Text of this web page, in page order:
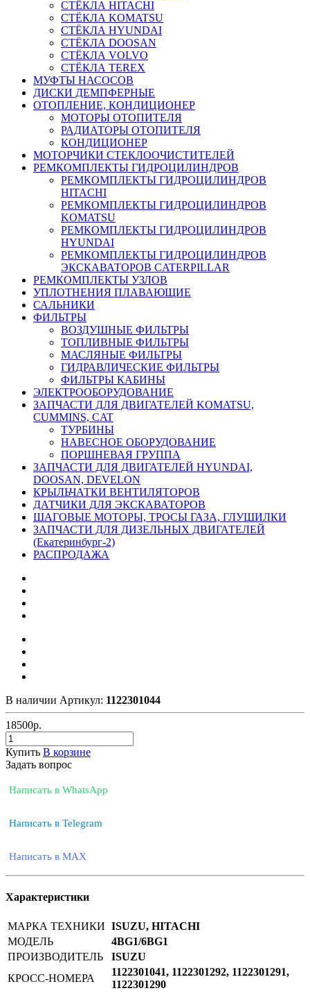
СТЁКЛА HITACHI
СТЁКЛА KOMATSU
СТЁКЛА HYUNDAI
СТЁКЛА DOOSAN
СТЁКЛА VOLVO
СТЁКЛА TEREX
МУФТЫ НАСОСОВ
ДИСКИ ДЕМПФЕРНЫЕ
ОТОПЛЕНИЕ, КОНДИЦИОНЕР
МОТОРЫ ОТОПИТЕЛЯ
РАДИАТОРЫ ОТОПИТЕЛЯ
КОНДИЦИОНЕР
МОТОРЧИКИ СТЕКЛООЧИСТИТЕЛЕЙ
РЕМКОМПЛЕКТЫ ГИДРОЦИЛИНДРОВ
РЕМКОМПЛЕКТЫ ГИДРОЦИЛИНДРОВ
HITACHI
РЕМКОМПЛЕКТЫ ГИДРОЦИЛИНДРОВ
KOMATSU
РЕМКОМПЛЕКТЫ ГИДРОЦИЛИНДРОВ
HYUNDAI
РЕМКОМПЛЕКТЫ ГИДРОЦИЛИНДРОВ
ЭКСКАВАТОРОВ CATERPILLAR
РЕМКОМПЛЕКТЫ УЗЛОВ
УПЛОТНЕНИЯ ПЛАВАЮЩИЕ
САЛЬНИКИ
ФИЛЬТРЫ
ВОЗДУШНЫЕ ФИЛЬТРЫ
ТОПЛИВНЫЕ ФИЛЬТРЫ
МАСЛЯНЫЕ ФИЛЬТРЫ
ГИДРАВЛИЧЕСКИЕ ФИЛЬТРЫ
ФИЛЬТРЫ КАБИНЫ
ЭЛЕКТРООБОРУДОВАНИЕ
ЗАПЧАСТИ ДЛЯ ДВИГАТЕЛЕЙ KOMATSU,
CUMMINS, CAT
ТУРБИНЫ
НАВЕСНОЕ ОБОРУДОВАНИЕ
ПОРШНЕВАЯ ГРУППА
ЗАПЧАСТИ ДЛЯ ДВИГАТЕЛЕЙ HYUNDAI,
DOOSAN, DEVELON
КРЫЛЬЧАТКИ ВЕНТИЛЯТОРОВ
ДАТЧИКИ ДЛЯ ЭКСКАВАТОРОВ
ШАГОВЫЕ МОТОРЫ, ТРОСЫ ГАЗА, ГЛУШИЛКИ
ЗАПЧАСТИ ДЛЯ ДИЗЕЛЬНЫХ ДВИГАТЕЛЕЙ
(Екатеринбург-2)
РАСПРОДАЖА
В наличии Артикул: 1122301044
18500р.
Купить В корзине
Задать вопрос
Написать в WhatsApp
Написать в Telegram
Написать в MAX
Характеристики
МАРКА ТЕХНИКИ ISUZU, HITACHI
МОДЕЛЬ
4BG1/6BG1
ПРОИЗВОДИТЕЛЬ
ISUZU
КРОСС-НОМЕРА
1122301041, 1122301292, 1122301291,
1122301290